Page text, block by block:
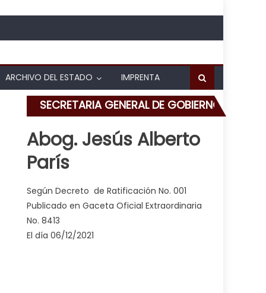
ARCHIVO DEL ESTADO IMPRENTA
en efectivo en Big Low Center
SECRETARIA GENERAL DE GOBIERNO
Abog. Jesús Alberto
París
Según Decreto de Ratificación No. 001
Publicado en Gaceta Oficial Extraordinaria
No. 8413
El día 06/12/2021